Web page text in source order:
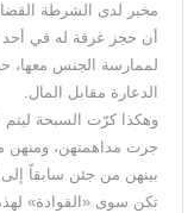
مخبر لدى الشرطة
أن حجز غرفة له في أحد
لممارسة الجنس معها،
الدعارة مقابل المال.
وهكذا كرّت السبحة ليتم
جرت مداهمتهن، ومنهن
بينهن من جئن سابقاً إلى
تكن سوى «القوادة»